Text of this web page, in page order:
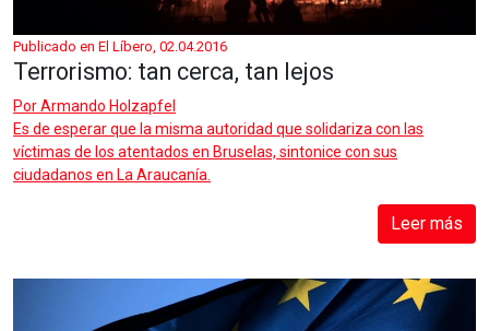
Publicado en El Líbero, 02.04.2016
Terrorismo: tan cerca, tan lejos
PorArmando Holzapfel
Es de esperar que la misma autoridad que solidariza con las
víctimas de los atentados en Bruselas, sintonice con sus
ciudadanos en La Araucanía.
Leer más